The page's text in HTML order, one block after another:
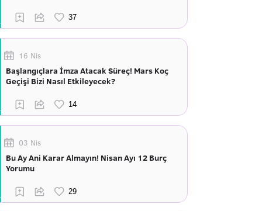
16 Nis
Başlangıçlara İmza Atacak Süreç! Mars Koç
Geçişi Bizi Nasıl Etkileyecek?
03 Nis
Bu Ay Ani Karar Almayın! Nisan Ayı 12 Burç
Yorumu